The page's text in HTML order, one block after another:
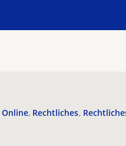
Online Rechtliches